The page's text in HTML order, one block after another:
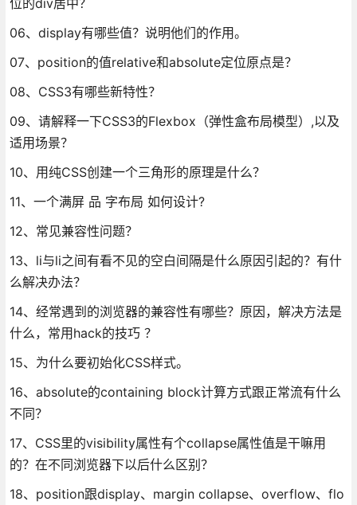
06、display有哪些值？说明他们的作用。
07、position的值relative和absolute定位原点是？
08、CSS3有哪些新特性？
09、请解释一下CSS3的Flexbox（弹性盒布局模型）,以及
适用场景？
10、用纯CSS创建一个三角形的原理是什么？
11、一个满屏 品 字布局 如何设计?
12、常见兼容性问题？
13、li与li之间有看不见的空白间隔是什么原因引起的？有什
么解决办法？
14、经常遇到的浏览器的兼容性有哪些？原因，解决方法是
什么，常用hack的技巧 ？
15、为什么要初始化CSS样式。
16、absolute的containing block计算方式跟正常流有什么
不同？
17、CSS里的visibility属性有个collapse属性值是干嘛用
的？在不同浏览器下以后什么区别？
18、position跟display、margin collapse、overflow、flo